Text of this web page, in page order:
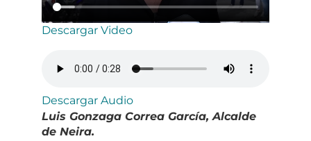
Descargar Video
Descargar Audio
Luis Gonzaga Correa García, Alcalde
de Neira.